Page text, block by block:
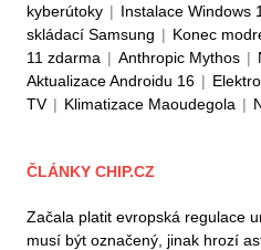
kyberútoky | Instalace Windows
skládací Samsung | Konec
11 zdarma | Anthropic Mythos |
Aktualizace Androidu 16 |
TV | Klimatizace Maoudegola |
ČLÁNKY CHIP.CZ
Začala platit evropská regulace
musí být označený, jinak hrozí